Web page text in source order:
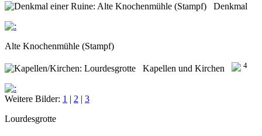
Denkmal
Alte Knochenmühle (Stampf)
Kapellen und Kirchen 4
Weitere Bilder: 1 | 2 | 3
Lourdesgrotte